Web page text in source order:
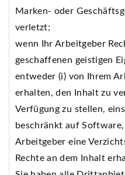
Marken- oder
verletzt;
wenn Ihr Arbeitgeber
geschaffenen geistigen
entweder (i) von Ihrem
erhalten, den Inhalt zu
Verfügung zu stellen,
beschränkt auf
Arbeitgeber eine
Rechte an dem Inhalt